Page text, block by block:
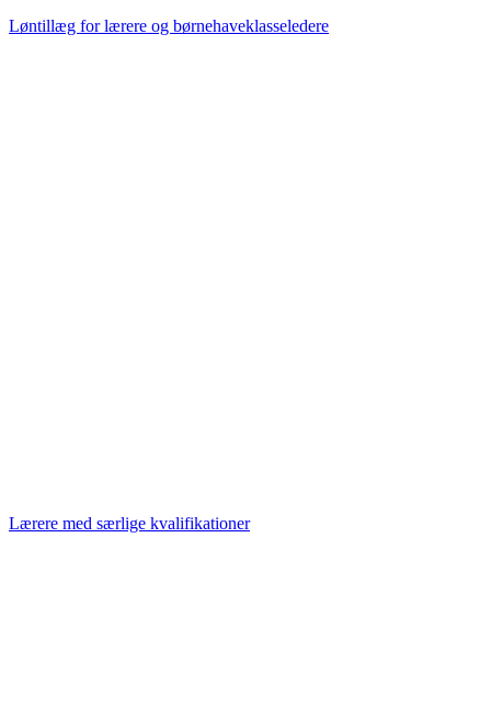
Løntillæg for lærere og børnehaveklasseledere
Lærere med særlige kvalifikationer